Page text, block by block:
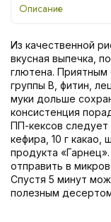
Описание
Из качественной
вкусная выпечка,
глютена. Приятным
группы В, фитин,
муки дольше
консистенция
ПП-кексов
кефира, 10 г какао,
продукта
отправить в
Спустя 5 минут
полезным